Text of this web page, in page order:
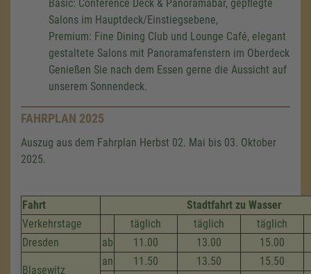
Basic: Conference Deck & Panoramabar, gepflegte
Salons im Hauptdeck/Einstiegsebene,
Premium: Fine Dining Club und Lounge Café, elegant
gestaltete Salons mit Panoramafenstern im Oberdeck
Genießen Sie nach dem Essen gerne die Aussicht auf
unserem Sonnendeck.
FAHRPLAN 2025
Auszug aus dem Fahrplan Herbst 02. Mai bis 03. Oktober
2025.
Fahrt
Stadtfahrt zu Wasser
Verkehrstage
täglich täglich
täglich
Dresden
ab 11.00 13.00 15.00
Blasewitz
an 11.50 13.50
15.50